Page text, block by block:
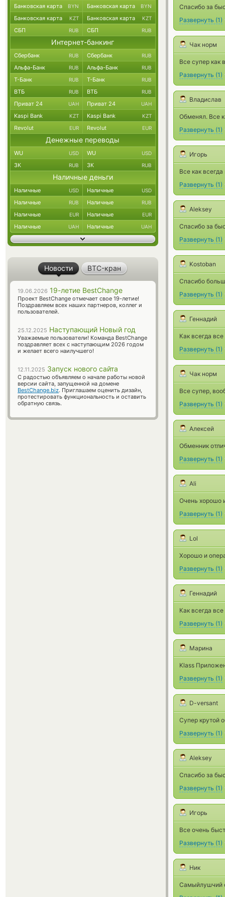
Спасибо за
Развернуть (1)
Чак норм
Все супер как
Развернуть (1)
Владислав
Обменял. Все
Развернуть (1)
Игорь
Все как
Развернуть (1)
Aleksey
Спасибо за
Развернуть (1)
Kostoban
Спасибо
Развернуть (1)
Геннадий
Как всегда
Развернуть (1)
Чак норм
Все супер,
Развернуть (1)
Алексей
Обменник
Развернуть (1)
Ali
Очень хорошо
Развернуть (1)
Lol
Хорошо и
Развернуть (1)
Геннадий
Как всегда
Развернуть (1)
Марина
Klass
Развернуть (1)
D-versant
Супер крутой
Развернуть (1)
Aleksey
Спасибо за
Развернуть (1)
Игорь
Все очень
Развернуть (1)
Ник
Самыйлушчий
Банковская карта BYN Банковская карта BYN
Банковская карта KZT Банковская карта KZT
СБП RUB СБП RUB
Интернет-банкинг
Сбербанк RUB Сбербанк RUB
Альфа-Банк RUB Альфа-Банк RUB
Т-Банк RUB Т-Банк RUB
ВТБ RUB ВТБ RUB
Приват 24 UAH Приват 24 UAH
Kaspi Bank KZT Kaspi Bank KZT
Revolut EUR Revolut EUR
Денежные переводы
WU USD WU USD
ЗК RUB ЗК RUB
Наличные деньги
Наличные USD Наличные USD
Наличные RUB Наличные RUB
Наличные EUR Наличные EUR
Наличные UAH Наличные UAH
Новости BTC-кран
19.06.2026 19-летие BestChange
Проект BestChange отмечает свое 19-летие!
Поздравляем всех наших партнеров, коллег и
пользователей.
25.12.2025 Наступающий Новый год
Уважаемые пользователи! Команда BestChange
поздравляет всех с наступающим 2026 годом
и желает всего наилучшего!
12.11.2025 Запуск нового сайта
С радостью объявляем о начале работы новой
версии сайта, запущенной на домене
BestChange.biz. Приглашаем оценить дизайн,
протестировать функциональность и оставить
обратную связь.